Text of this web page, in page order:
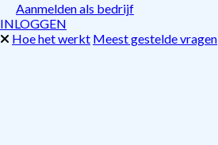
Aanmelden als bedrijf
INLOGGEN
Hoe het werkt Meest gestelde vragen